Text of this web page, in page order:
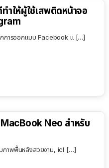
ำให้ผู้ใช้เสพติดหน้าจอ
กการออกแบบ Facebook แ […]
Neo สำหรับ
ภาพพื้นหลังสวยงาม, icl […]